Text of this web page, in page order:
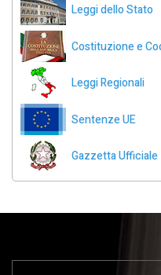
Leggi dello Stato
Costituzione e
Leggi Regionali
Sentenze UE
Gazzetta Ufficiale